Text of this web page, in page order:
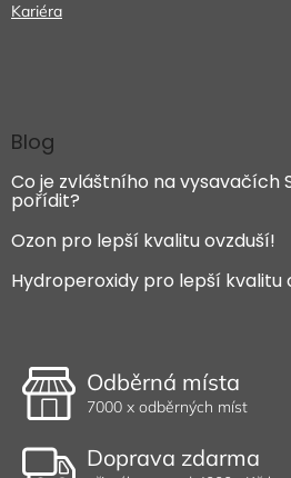
Kariéra
Blog
Co je zvláštního na vysavačích
pořídit?
Ozon pro lepší kvalitu ovzduší!
Hydroperoxidy pro lepší kvalitu
Odběrná místa
7000 x odběrných míst
Doprava zdarma